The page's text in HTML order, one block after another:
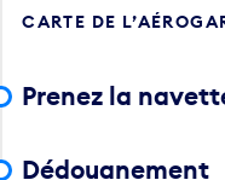
CARTE DE
Prenez la
Dédouanement